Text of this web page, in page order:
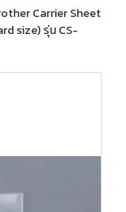
Carrier Sheet
size) รุ่น CS-